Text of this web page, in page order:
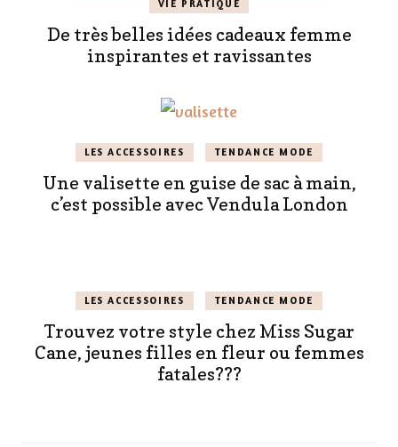
VIE PRATIQUE
De très belles idées cadeaux femme
inspirantes et ravissantes
LES ACCESSOIRES TENDANCE MODE
Une valisette en guise de sac à main,
c’est possible avec Vendula London
LES ACCESSOIRES TENDANCE MODE
Trouvez votre style chez Miss Sugar
Cane, jeunes filles en fleur ou femmes
fatales???